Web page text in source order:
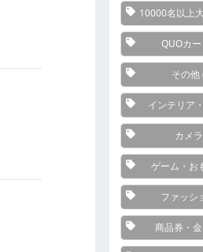
10000名以上
QUOカー
その他
インテリア
カメラ
ゲーム・お
ファッシ
商品券・